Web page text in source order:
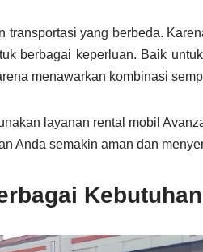
yang berbeda.
berbagai keperluan. Baik
menawarkan kombinasi
layanan rental mobil
Anda semakin aman dan